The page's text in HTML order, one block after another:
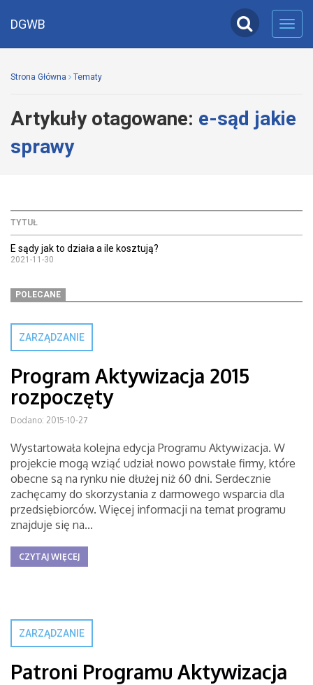
DGWB
Strona Główna Tematy
Artykuły otagowane: e-sąd jakie
sprawy
TYTUŁ
E sądy jak to działa a ile kosztują?
2021-11-30
POLECANE
ZARZĄDZANIE
Program Aktywizacja 2015
rozpoczęty
Dodano: 2015-10-27
Wystartowała kolejna edycja Programu Aktywizacja. W
projekcie mogą wziąć udział nowo powstałe firmy, które
obecne są na rynku nie dłużej niż 60 dni. Serdecznie
zachęcamy do skorzystania z darmowego wsparcia dla
przedsiębiorców. Więcej informacji na temat programu
znajduje się na...
CZYTAJ WIĘCEJ
ZARZĄDZANIE
Patroni Programu Aktywizacja